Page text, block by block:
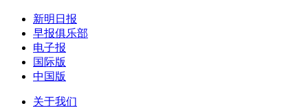
新明日报
早报俱乐部
电子报
国际版
中国版
关于我们